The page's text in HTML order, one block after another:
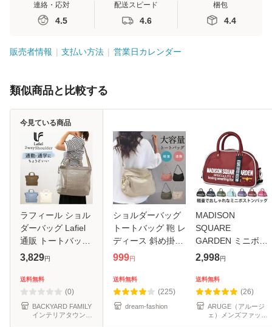
連絡・応対
4.5
配送スピード
4.6
梱包
4.4
販売者情報 支払い方法 営業日カレンダー
類似商品と比較する
ラフィール ショル
ダーバッグ Lafiel
通販 トートバッグ
ショルダーバック
2way バッグ バッ
ク 布 キャンバス
レディース
3,829円
送料無料
(0)
BACKYARD FAMILY
インテリアタウン
今見ている商品
ショルダーバッグ
トートバッグ 鞄 レ
ディース 斜め掛け
2way 大容量 軽量
マザーズバッグ フ
ァスナー付き 撥水
通勤 収
999円
送料無料
(225)
dream-fashion
MADISON
SQUARE
GARDEN ミニボス
トンショルダー マ
ィソンバッグ メン
ズ レディース 斜め
がけ 斜め掛け オシ
ャレ ランチ
2,998円
送料無料
(26)
ARUGE（アルージ
ェ）メンズファッシ